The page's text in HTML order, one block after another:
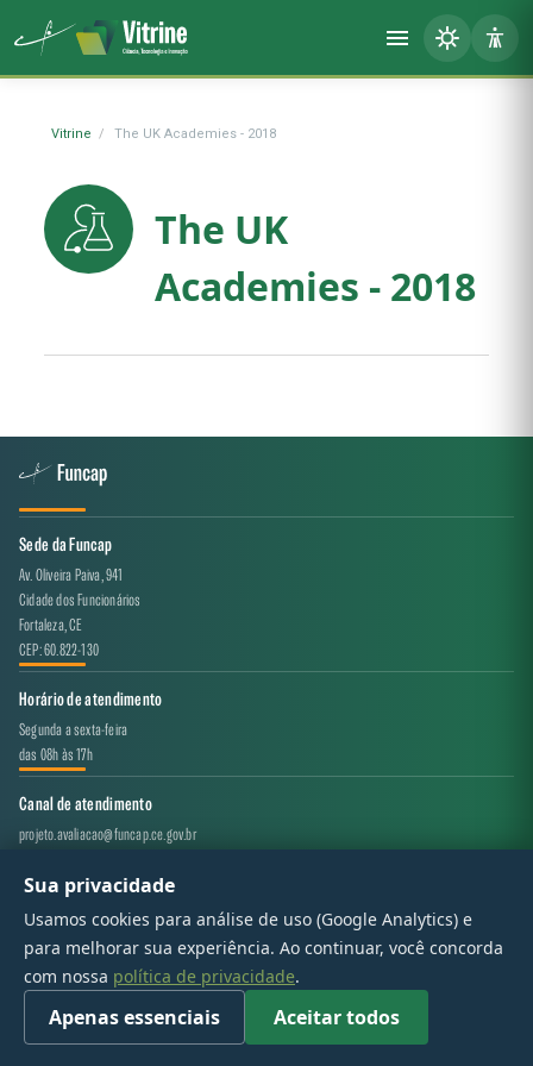
Vitrine The UK Academies - 2018
The UK
Academies - 2018
Sede da Funcap
Av. Oliveira Paiva, 941
Cidade dos Funcionários
Fortaleza, CE
CEP: 60.822-130
Horário de atendimento
Segunda a sexta-feira
das 08h às 17h
Canal de atendimento
projeto.avaliacao@funcap.ce.gov.br
Sua privacidade
Usamos cookies para análise de uso (Google Analytics) e
para melhorar sua experiência. Ao continuar, você concorda
com nossa política de privacidade.
Apenas essenciais Aceitar todos